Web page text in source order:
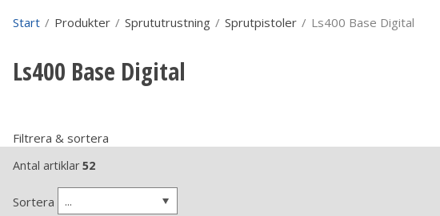
Start / Produkter / Sprututrustning / Sprutpistoler / Ls400 Base Digital
Ls400 Base Digital
Filtrera & sortera
Antal artiklar52
Sortera ...